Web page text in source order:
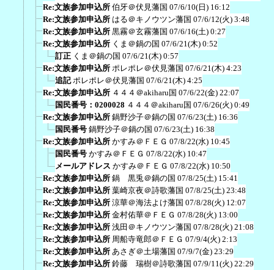
Re:文族参加申込所 伯牙＠伏見藩国 07/6/10(日) 16:12
Re:文族参加申込所 はる＠キノウツン藩国 07/6/12(火) 3:48
Re:文族参加申込所 黒霧＠玄霧藩国 07/6/16(土) 0:27
Re:文族参加申込所 くま＠鍋の国 07/6/21(木) 0:52
訂正 くま＠鍋の国 07/6/21(木) 0:57
Re:文族参加申込所 ポレポレ＠伏見藩国 07/6/21(木) 4:23
追記 ポレポレ＠伏見藩国 07/6/21(木) 4:25
Re:文族参加申込所 ４４４＠akiharu国 07/6/22(金) 22:07
国民番号：0200028 ４４４＠akiharu国 07/6/26(火) 0:49
Re:文族参加申込所 鍋野沙子＠鍋の国 07/6/23(土) 16:36
国民番号 鍋野沙子＠鍋の国 07/6/23(土) 16:38
Re:文族参加申込所 かすみ＠ＦＥＧ 07/8/22(水) 10:45
国民番号 かすみ＠ＦＥＧ 07/8/22(水) 10:47
メールアドレス かすみ＠ＦＥＧ 07/8/22(水) 10:50
Re:文族参加申込所 鍋 黒兎＠鍋の国 07/8/25(土) 15:41
Re:文族参加申込所 葉崎京夜＠詩歌藩国 07/8/25(土) 23:48
Re:文族参加申込所 涼華＠海法よけ藩国 07/8/28(火) 12:07
Re:文族参加申込所 金村佑華＠ＦＥＧ 07/8/28(火) 13:00
Re:文族参加申込所 浅田＠キノウツン藩国 07/8/28(火) 21:08
Re:文族参加申込所 周船寺竜郎＠ＦＥＧ 07/9/4(火) 2:13
Re:文族参加申込所 あさぎ＠土場藩国 07/9/7(金) 23:29
Re:文族参加申込所 鈴藤 瑞樹＠詩歌藩国 07/9/11(火) 22:29